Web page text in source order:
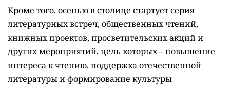
Кроме того, осенью в столице стартует серия
литературных встреч, общественных чтений,
книжных проектов, просветительских акций и
других мероприятий, цель которых –повышение
интереса к чтению, поддержка отечественной
литературы и формирование культуры